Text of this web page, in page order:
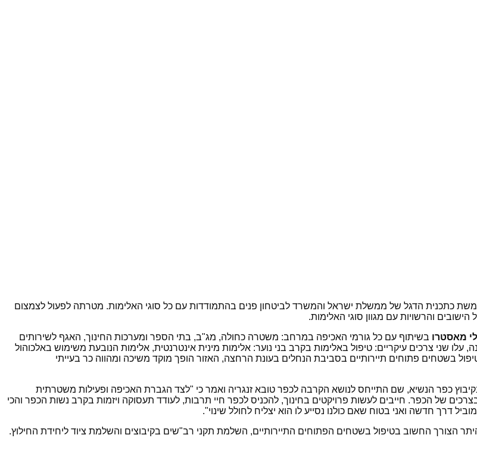
כתכנית הדגל של ממשלת ישראל והמשרד לביטחון פנים בהתמודדות עם כל סוגי האלימות. מטרתה לפעול לצמצום
והרשויות עם מגוון סוגי האלימות.
מאסטרו בשיתוף עם כל גורמי האכיפה במרחב: משטרה כחולה, מג"ב, בתי הספר ומערכות החינוך, האגף לשירותים
שני צרכים עיקריים: טיפול באלימות בקרב בני נוער: אלימות מינית אינטרנטית, אלימות הנובעת משימוש באלכוהול
בשטחים פתוחים תיירותיים בסביבת הנחלים בעונת הרחצה, האזור הופך מוקד משיכה ומהווה כר בעייתי
כפר הנשיא, שם התייחס לנושא הקרבה לכפר טובא זנגריה ואמר כי "לצד הגברת האכיפה ופעילות משטרתית
של הכפר. חייבים לעשות פרויקטים בחינוך, להכניס לכפר חיי תרבות, לעודד תעסוקה ויזמות בקרב נשות הכפר והכי
חדשה ואני בטוח שאם כולנו נסייע לו הוא יצליח לחולל שינוי".
הצורך החשוב בטיפול בשטחים הפתוחים התיירותיים, השלמת תקני רב"שים בקיבוצים והשלמת ציוד ליחידת החילוץ.